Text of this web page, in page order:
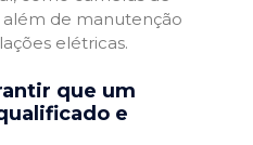
além de manutenção
elétricas.
que um
e